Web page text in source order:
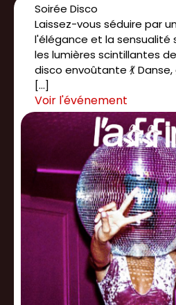
Soirée Disco
Laissez-vous séduire par
l'élégance et la sensualité
les lumières scintillantes
disco envoûtante 💃
[…]